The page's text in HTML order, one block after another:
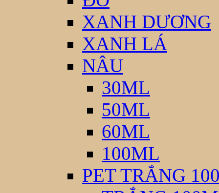
XANH DƯƠNG
XANH LÁ
NÂU
30ML
50ML
60ML
100ML
PET TRẮNG